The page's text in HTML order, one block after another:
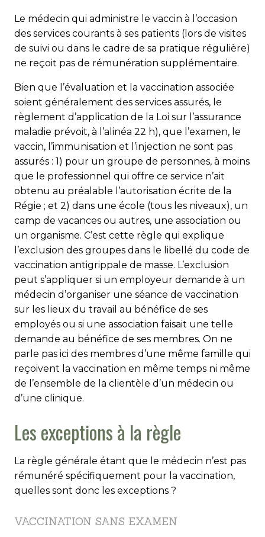
Le médecin qui administre le vaccin à l’occasion
des services courants à ses patients (lors de visites
de suivi ou dans le cadre de sa pratique régulière)
ne reçoit pas de rémunéra­tion supplémentaire.
Bien que l’évaluation et la vaccination associée
soient généralement des services assurés, le
règlement d’application de la Loi sur l’assurance
maladie prévoit, à l’alinéa 22 h), que l’examen, le
vaccin, l’immunisation et l’injection ne sont pas
assurés : 1) pour un groupe de personnes, à moins
que le pro­fessionnel qui offre ce service n’ait
obtenu au préalable l’autorisation écrite de la
Régie ; et 2) dans une école (tous les niveaux), un
camp de vacances ou autres, une association ou
un organisme. C’est cette règle qui explique
l’exclusion des groupes dans le libellé du code de
vaccination antigrippale de masse. L’exclusion
peut s’appliquer si un employeur demande à un
médecin d’organiser une séance de vaccination
sur les lieux du travail au bénéfice de ses
employés ou si une association faisait une telle
demande au bénéfice de ses membres. On ne
parle pas ici des membres d’une même famille qui
reçoivent la vaccination en même temps ni même
de l’ensemble de la clientèle d’un médecin ou
d’une clinique.
Les exceptions à la règle
La règle générale étant que le médecin n’est pas
rémunéré spécifiquement pour la vaccination,
quelles sont donc les exceptions ?
VACCINATION SANS EXAMEN